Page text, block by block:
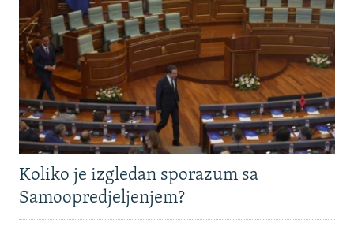
Koliko je izgledan sporazum sa
Samoopredjeljenjem?